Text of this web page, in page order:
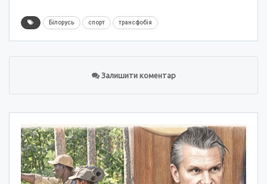
Білорусь спорт трансфобія
Залишити коментар